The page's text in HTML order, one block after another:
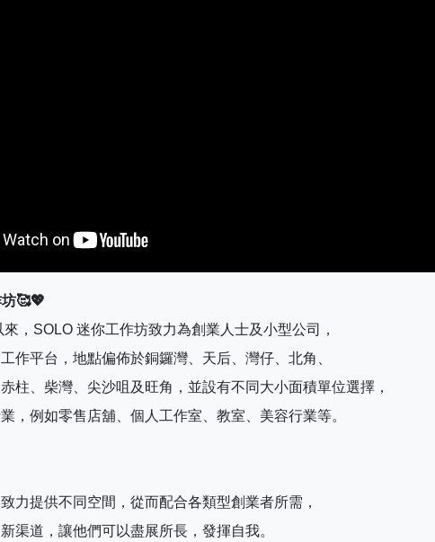
🥰💖
，SOLO 迷你工作坊致力為創業人士及小型公司，
作平台，地點偏佈於銅鑼灣、天后、灣仔、北角、
柱、柴灣、尖沙咀及旺角，並設有不同大小面積單位選擇，
，例如零售店舖、個人工作室、教室、美容行業等。
力提供不同空間，從而配合各類型創業者所需，
渠道，讓他們可以盡展所長，發揮自我。